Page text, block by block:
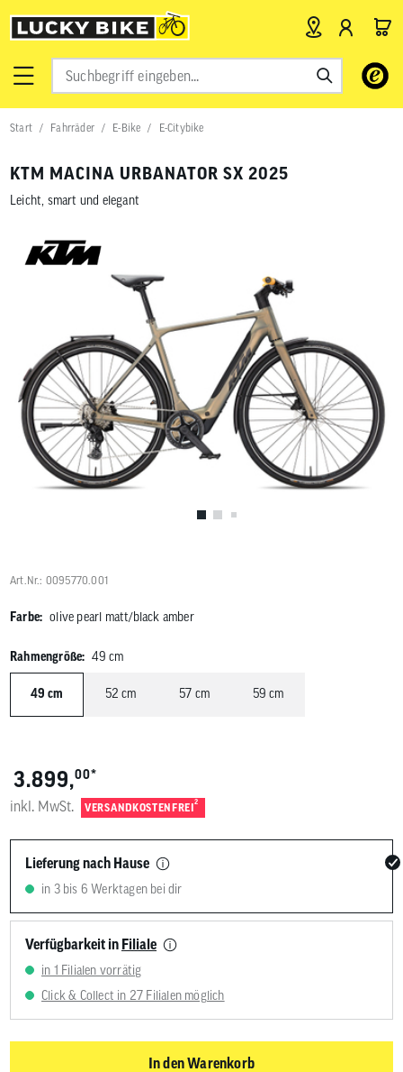
Verwende
Pfeile
nach
zu
gelangen.
Benutzer
von
können
Touch-
und
Start Fahrräder E-Bike E-Citybike
KTM MACINA URBANATOR SX 2025
Leicht, smart und elegant
Art.Nr.: 0095770.001
Farbe: olive pearl matt/black amber
Rahmengröße: 49 cm
49 cm 52 cm 57 cm 59 cm
3.899,00*
inkl. MwSt. VERSANDKOSTENFREI2
Lieferung nach Hause
in 3 bis 6 Werktagen bei dir
Verfügbarkeit in Filiale
in 1 Filialen vorrätig
Click & Collect in 27 Filialen möglich
In den Warenkorb